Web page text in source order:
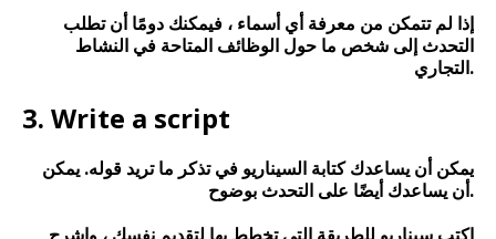
إذا لم تتمكن من معرفة أي أسماء ، فيمكنك دومًا أن تطلب
التحدث إلى شخص ما حول الوظائف المتاحة في النشاط
التجاري.
3. Write a script
يمكن أن يساعدك كتابة السيناريو في تذكر ما تريد قوله. يمكن
أن يساعدك أيضًا على التحدث بوضوح.